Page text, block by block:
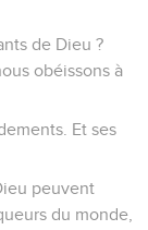
de Dieu ?
obéissons à
Et ses
peuvent
du monde,